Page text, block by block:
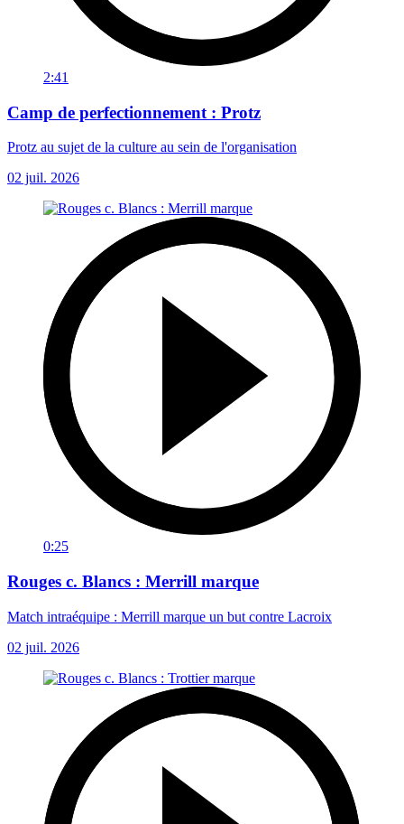
2:41
Camp de perfectionnement : Protz
Protz au sujet de la culture au sein de l'organisation
02 juil. 2026
0:25
Rouges c. Blancs : Merrill marque
Match intraéquipe : Merrill marque un but contre Lacroix
02 juil. 2026